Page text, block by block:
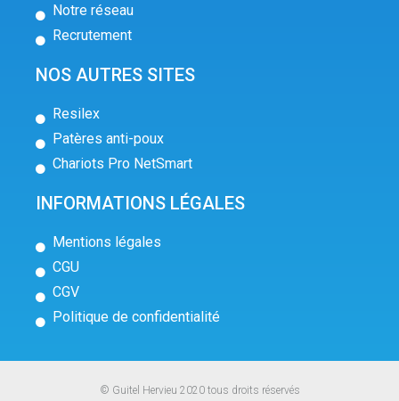
Notre réseau
Recrutement
NOS AUTRES SITES
Resilex
Patères anti-poux
Chariots Pro NetSmart
INFORMATIONS LÉGALES
Mentions légales
CGU
CGV
Politique de confidentialité
© Guitel Hervieu 2020 tous droits réservés